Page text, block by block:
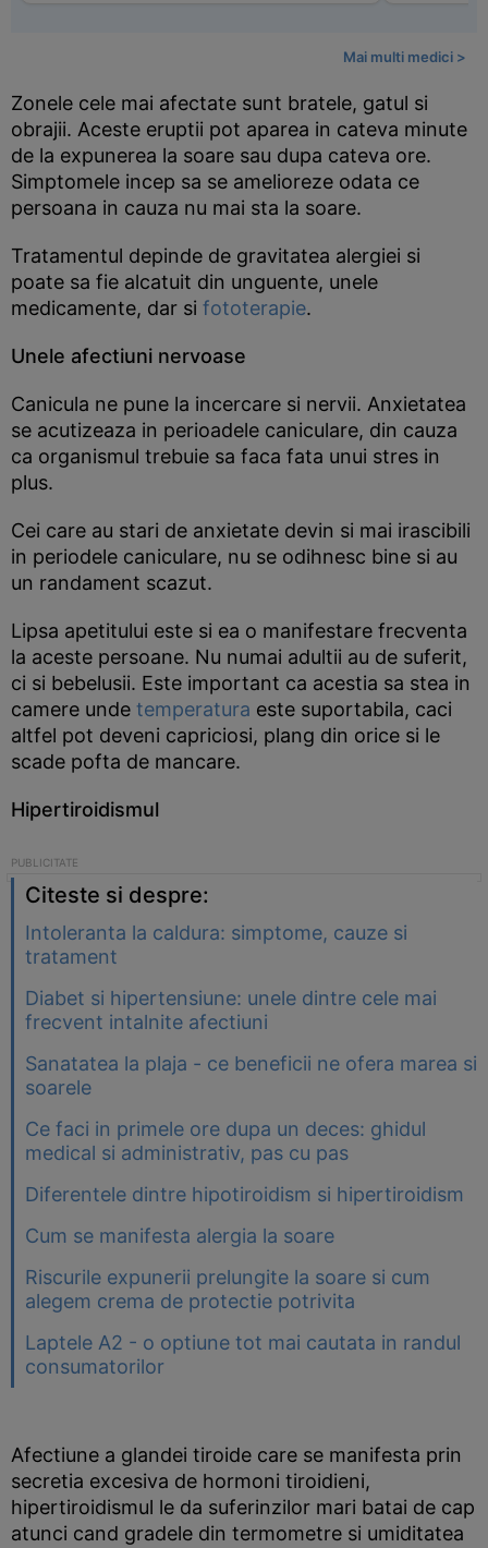
Mai multi medici >
Zonele cele mai afectate sunt bratele, gatul si
obrajii. Aceste eruptii pot aparea in cateva minute
de la expunerea la soare sau dupa cateva ore.
Simptomele incep sa se amelioreze odata ce
persoana in cauza nu mai sta la soare.
Tratamentul depinde de gravitatea alergiei si
poate sa fie alcatuit din unguente, unele
medicamente, dar si fototerapie.
Unele afectiuni nervoase
Canicula ne pune la incercare si nervii. Anxietatea
se acutizeaza in perioadele caniculare, din cauza
ca organismul trebuie sa faca fata unui stres in
plus.
Cei care au stari de anxietate devin si mai irascibili
in periodele caniculare, nu se odihnesc bine si au
un randament scazut.
Lipsa apetitului este si ea o manifestare frecventa
la aceste persoane. Nu numai adultii au de suferit,
ci si bebelusii. Este important ca acestia sa stea in
camere unde temperatura este suportabila, caci
altfel pot deveni capriciosi, plang din orice si le
scade pofta de mancare.
Hipertiroidismul
Citeste si despre:
Intoleranta la caldura: simptome, cauze si
tratament
Diabet si hipertensiune: unele dintre cele mai
frecvent intalnite afectiuni
Sanatatea la plaja - ce beneficii ne ofera marea si
soarele
Ce faci in primele ore dupa un deces: ghidul
medical si administrativ, pas cu pas
Diferentele dintre hipotiroidism si hipertiroidism
Cum se manifesta alergia la soare
Riscurile expunerii prelungite la soare si cum
alegem crema de protectie potrivita
Laptele A2 - o optiune tot mai cautata in randul
consumatorilor
Afectiune a glandei tiroide care se manifesta prin
secretia excesiva de hormoni tiroidieni,
hipertiroidismul le da suferinzilor mari batai de cap
atunci cand gradele din termometre si umiditatea